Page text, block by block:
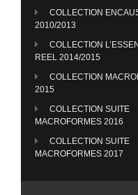
COLLECTION
2010/2013
COLLECTION
REEL 2014/2015
COLLECTION
2015
COLLECTION SUITE
MACROFORMES 2016
COLLECTION SUITE
MACROFORMES 2017